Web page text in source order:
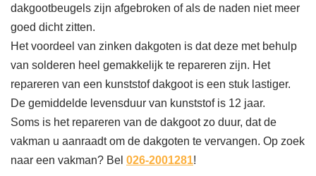
dakgootbeugels zijn afgebroken of als de naden niet meer
goed dicht zitten.
Het voordeel van zinken dakgoten is dat deze met behulp
van solderen heel gemakkelijk te repareren zijn. Het
repareren van een kunststof dakgoot is een stuk lastiger.
De gemiddelde levensduur van kunststof is 12 jaar.
Soms is het repareren van de dakgoot zo duur, dat de
vakman u aanraadt om de dakgoten te vervangen. Op zoek
naar een vakman? Bel 026-2001281!